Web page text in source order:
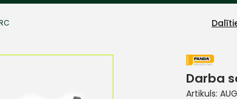
Darba
Artikuls: